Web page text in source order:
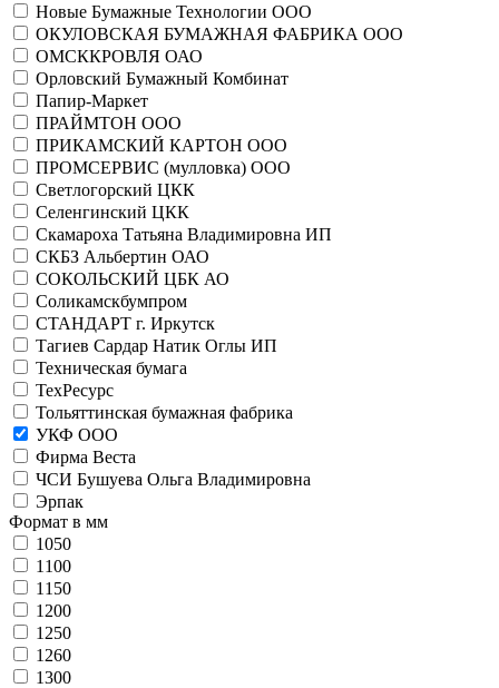
Новые Бумажные Технологии ООО
ОКУЛОВСКАЯ БУМАЖНАЯ ФАБРИКА ООО
ОМСККРОВЛЯ ОАО
Орловский Бумажный Комбинат
Папир-Маркет
ПРАЙМТОН ООО
ПРИКАМСКИЙ КАРТОН ООО
ПРОМСЕРВИС (мулловка) ООО
Светлогорский ЦКК
Селенгинский ЦКК
Скамароха Татьяна Владимировна ИП
СКБЗ Альбертин ОАО
СОКОЛЬСКИЙ ЦБК АО
Соликамскбумпром
СТАНДАРТ г. Иркутск
Тагиев Сардар Натик Оглы ИП
Техническая бумага
ТехРесурс
Тольяттинская бумажная фабрика
УКФ ООО
Фирма Веста
ЧСИ Бушуева Ольга Владимировна
Эрпак
Формат в мм
1050
1100
1150
1200
1250
1260
1300